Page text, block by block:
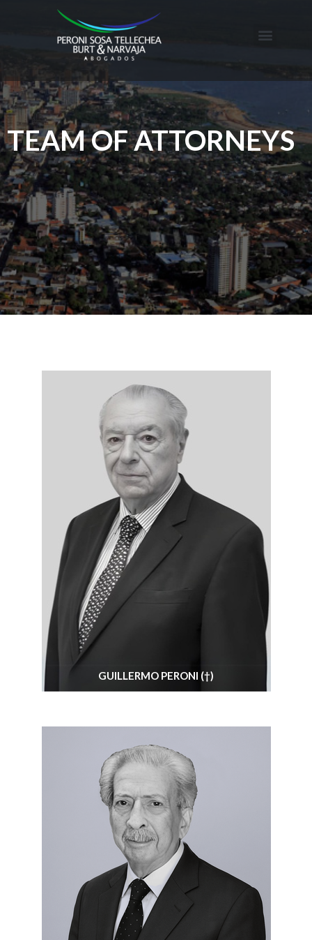
TEAM OF ATTORNEYS
GUILLERMO PERONI (†)